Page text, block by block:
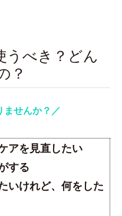
うべき？どん
？
ませんか？／
アを見直したい
する
いけれど、何をした